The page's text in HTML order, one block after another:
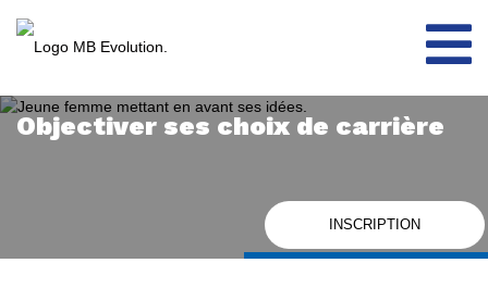
contenu
Objectiver ses choix de carrière
INSCRIPTION